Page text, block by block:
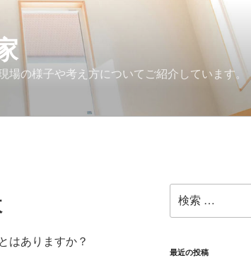
の様子や考え方についてご紹介しています。
はありますか？
索:
最近の投稿